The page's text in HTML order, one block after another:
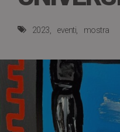
2023 eventi mostra